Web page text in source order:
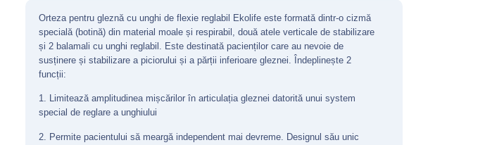
Orteza pentru gleznă cu unghi de flexie reglabil Ekolife este formată dintr-o cizmă
specială (botină) din material moale și respirabil, două atele verticale de stabilizare
și 2 balamali cu unghi reglabil. Este destinată pacienților care au nevoie de
susținere și stabilizare a piciorului și a părții inferioare gleznei. Îndeplinește 2
funcții:
1. Limitează amplitudinea mișcărilor în articulația gleznei datorită unui system
special de reglare a unghiului
2. Permite pacientului să meargă independent mai devreme. Designul său unic